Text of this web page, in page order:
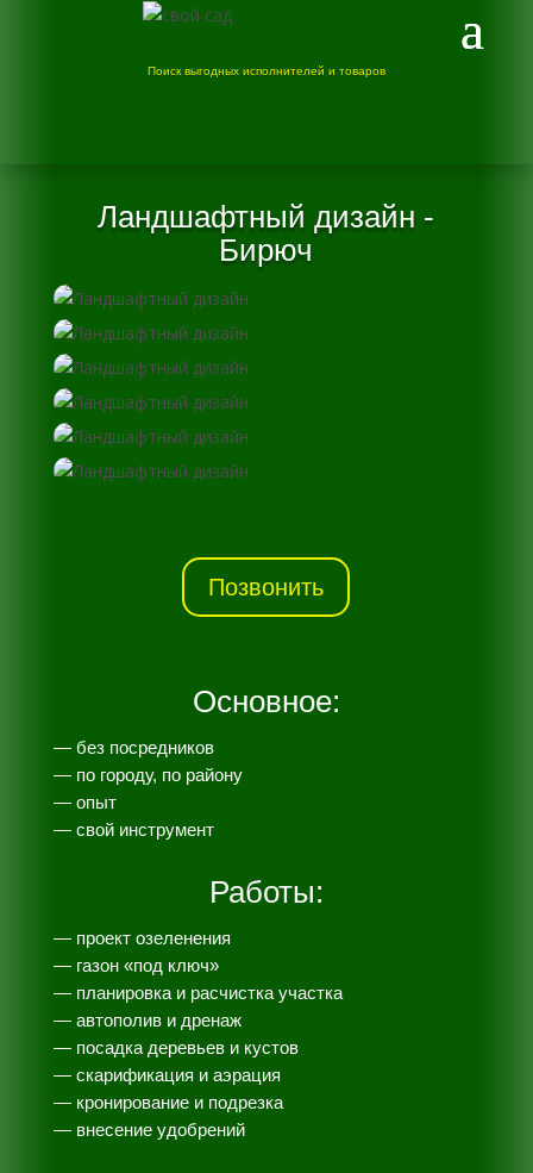
Поиск выгодных исполнителей и товаров
Ландшафтный дизайн -
Бирюч
Позвонить
Основное:
— без посредников
— по городу, по району
— опыт
— свой инструмент
Работы:
— проект озеленения
— газон «под ключ»
— планировка и расчистка участка
— автополив и дренаж
— посадка деревьев и кустов
— скарификация и аэрация
— кронирование и подрезка
— внесение удобрений